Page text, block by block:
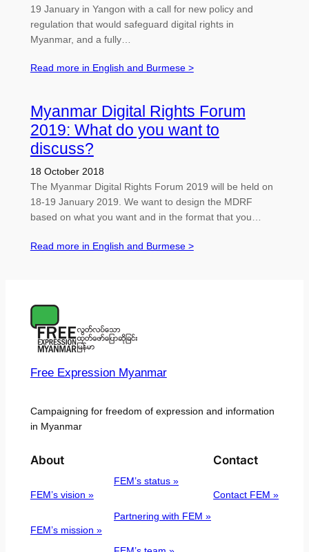
19 January in Yangon with a call for new policy and
regulation that would safeguard digital rights in
Myanmar, and a fully…
Read more in English and Burmese >
Myanmar Digital Rights Forum
2019: What do you want to
discuss?
18 October 2018
The Myanmar Digital Rights Forum 2019 will be held on
18-19 January 2019. We want to design the MDRF
based on what you want and in the format that you…
Read more in English and Burmese >
Free Expression Myanmar
Campaigning for freedom of expression and information
in Myanmar
About
FEM’s vision »
FEM’s mission »
FEM’s status »
Partnering with FEM »
Contact
Contact FEM »